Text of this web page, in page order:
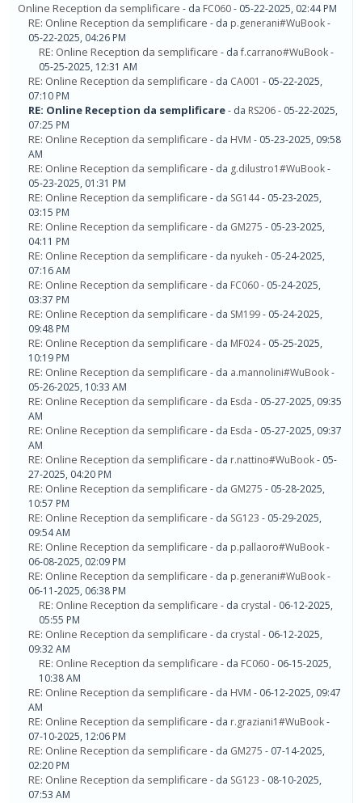
Online Reception da semplificare - da FC060- 05-22-2025, 02:44 PM
RE: Online Reception da semplificare - da p.generani#WuBook-
05-22-2025, 04:26 PM
RE: Online Reception da semplificare - da f.carrano#WuBook-
05-25-2025, 12:31 AM
RE: Online Reception da semplificare - da CA001 - 05-22-2025,
07:10 PM
RE: Online Reception da semplificare- da RS206- 05-22-2025,
07:25 PM
RE: Online Reception da semplificare - da HVM - 05-23-2025, 09:58
AM
RE: Online Reception da semplificare - da g.dilustro1#WuBook-
05-23-2025, 01:31 PM
RE: Online Reception da semplificare - da SG144- 05-23-2025,
03:15 PM
RE: Online Reception da semplificare - da GM275 - 05-23-2025,
04:11 PM
RE: Online Reception da semplificare - da nyukeh - 05-24-2025,
07:16 AM
RE: Online Reception da semplificare - da FC060- 05-24-2025,
03:37 PM
RE: Online Reception da semplificare - da SM199- 05-24-2025,
09:48 PM
RE: Online Reception da semplificare - da MF024- 05-25-2025,
10:19 PM
RE: Online Reception da semplificare - da a.mannolini#WuBook-
05-26-2025, 10:33 AM
RE: Online Reception da semplificare - da Esda - 05-27-2025, 09:35
AM
RE: Online Reception da semplificare - da Esda - 05-27-2025, 09:37
AM
RE: Online Reception da semplificare - da r.nattino#WuBook- 05-
27-2025, 04:20 PM
RE: Online Reception da semplificare - da GM275 - 05-28-2025,
10:57 PM
RE: Online Reception da semplificare - da SG123 - 05-29-2025,
09:54 AM
RE: Online Reception da semplificare - da p.pallaoro#WuBook-
06-08-2025, 02:09 PM
RE: Online Reception da semplificare - da p.generani#WuBook-
06-11-2025, 06:38 PM
RE: Online Reception da semplificare - da crystal - 06-12-2025,
05:55 PM
RE: Online Reception da semplificare - da crystal - 06-12-2025,
09:32 AM
RE: Online Reception da semplificare - da FC060- 06-15-2025,
10:38 AM
RE: Online Reception da semplificare - da HVM - 06-12-2025, 09:47
AM
RE: Online Reception da semplificare - da r.graziani1#WuBook-
07-10-2025, 12:06 PM
RE: Online Reception da semplificare - da GM275 - 07-14-2025,
02:20 PM
RE: Online Reception da semplificare - da SG123 - 08-10-2025,
07:53 AM